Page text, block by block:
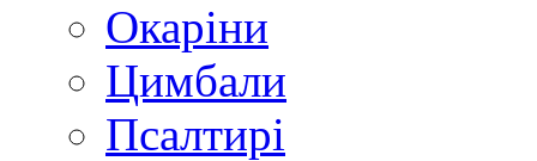
Окаріни
Цимбали
Псалтирі